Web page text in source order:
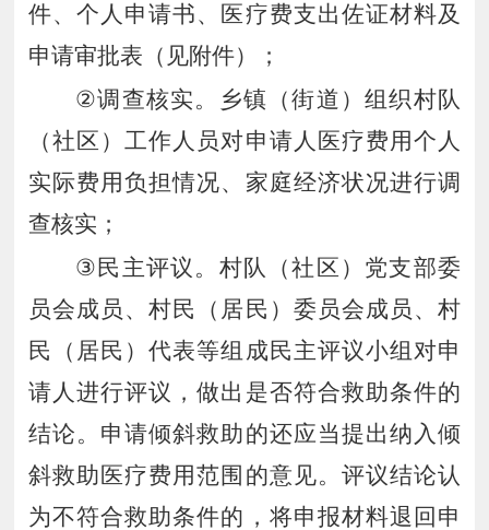
件、个人申请书、医疗费支出佐证材料及
申请审批表（见附件）
；
②调查核实。乡镇（街道）组织村队
（社区）工作人员对申请人医疗费用个人
实际费用负担情况、家庭经济状况进行调
查核实 ；
③ 民主评议。村队（社区）党支部委
员会成员、村民（居民）委员会成员、村
民（居民）代表等组成民主评议小组对申
请人进行评议，做出是否符合救助条件的
结论。申请倾斜救助的还应当提出纳入倾
斜救助医疗费用范围的意见。评议结论认
为不符合救助条件的，将申报材料退回申